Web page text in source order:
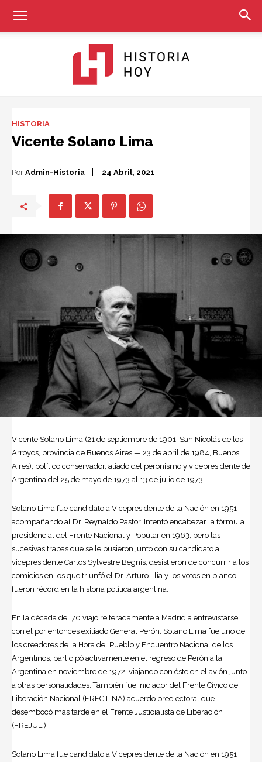
HISTORIA
Vicente Solano Lima
Por Admin-Historia 24 Abril, 2021
Vicente Solano Lima (21 de septiembre de 1901, San Nicolás de los
Arroyos, provincia de Buenos Aires — 23 de abril de 1984, Buenos
Aires), político conservador, aliado del peronismo y vicepresidente de
Argentina del 25 de mayo de 1973 al 13 de julio de 1973.
Solano Lima fue candidato a Vicepresidente de la Nación en 1951
acompañando al Dr. Reynaldo Pastor. Intentó encabezar la fórmula
presidencial del Frente Nacional y Popular en 1963, pero las
sucesivas trabas que se le pusieron junto con su candidato a
vicepresidente Carlos Sylvestre Begnis, desistieron de concurrir a los
comicios en los que triunfó el Dr. Arturo Illia y los votos en blanco
fueron récord en la historia política argentina.
En la década del 70 viajó reiteradamente a Madrid a entrevistarse
con el por entonces exiliado General Perón. Solano Lima fue uno de
los creadores de la Hora del Pueblo y Encuentro Nacional de los
Argentinos, participó activamente en el regreso de Perón a la
Argentina en noviembre de 1972, viajando con éste en el avión junto
a otras personalidades. También fue iniciador del Frente Cívico de
Liberación Nacional (FRECILINA) acuerdo preelectoral que
desembocó más tarde en el Frente Justicialista de Liberación
(FREJULI).
Solano Lima fue candidato a Vicepresidente de la Nación en 1951